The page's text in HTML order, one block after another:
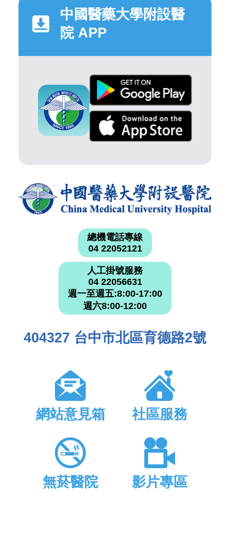
中國醫藥大學附設醫
院 APP
總機電話專線
04 22052121
人工掛號服務
04 22056631
週一至週五:8:00-17:00
週六8:00-12:00
404327 台中市北區育德路2號
網站意見箱 社區服務
無菸醫院 影片專區